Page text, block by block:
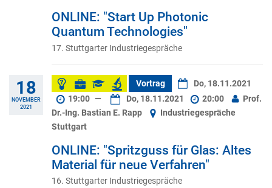
ONLINE: "Start Up Photonic
Quantum Technologies"
17. Stuttgarter Industriegespräche
18
NOVEMBER
2021
Vortrag
Do, 18.11.2021
19:00 — Do, 18.11.2021 20:00
Prof.
Dr.-Ing. Bastian E. Rapp
Industriegespräche
Stuttgart
ONLINE: "Spritzguss für Glas: Altes
Material für neue Verfahren"
16. Stuttgarter Industriegespräche